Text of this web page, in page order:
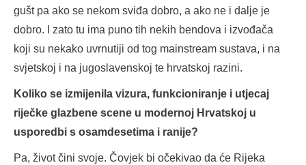
gušt pa ako se nekom sviđa dobro, a ako ne i dalje je
dobro. I zato tu ima puno tih nekih bendova i izvođača
koji su nekako uvrnutiji od tog mainstream sustava, i na
svjetskoj i na jugoslavenskoj te hrvatskoj razini.
Koliko se izmijenila vizura, funkcioniranje i utjecaj
riječke glazbene scene u modernoj Hrvatskoj u
usporedbi s osamdesetima i ranije?
Pa, život čini svoje. Čovjek bi očekivao da će Rijeka